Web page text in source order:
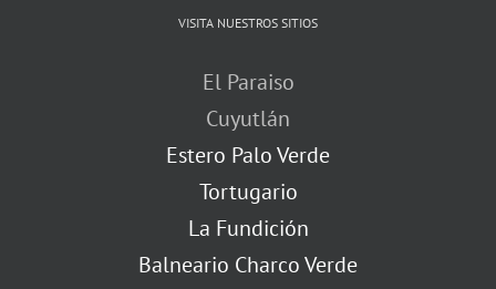
VISITA NUESTROS SITIOS
El Paraiso
Cuyutlán
Estero Palo Verde
Tortugario
La Fundición
Balneario Charco Verde